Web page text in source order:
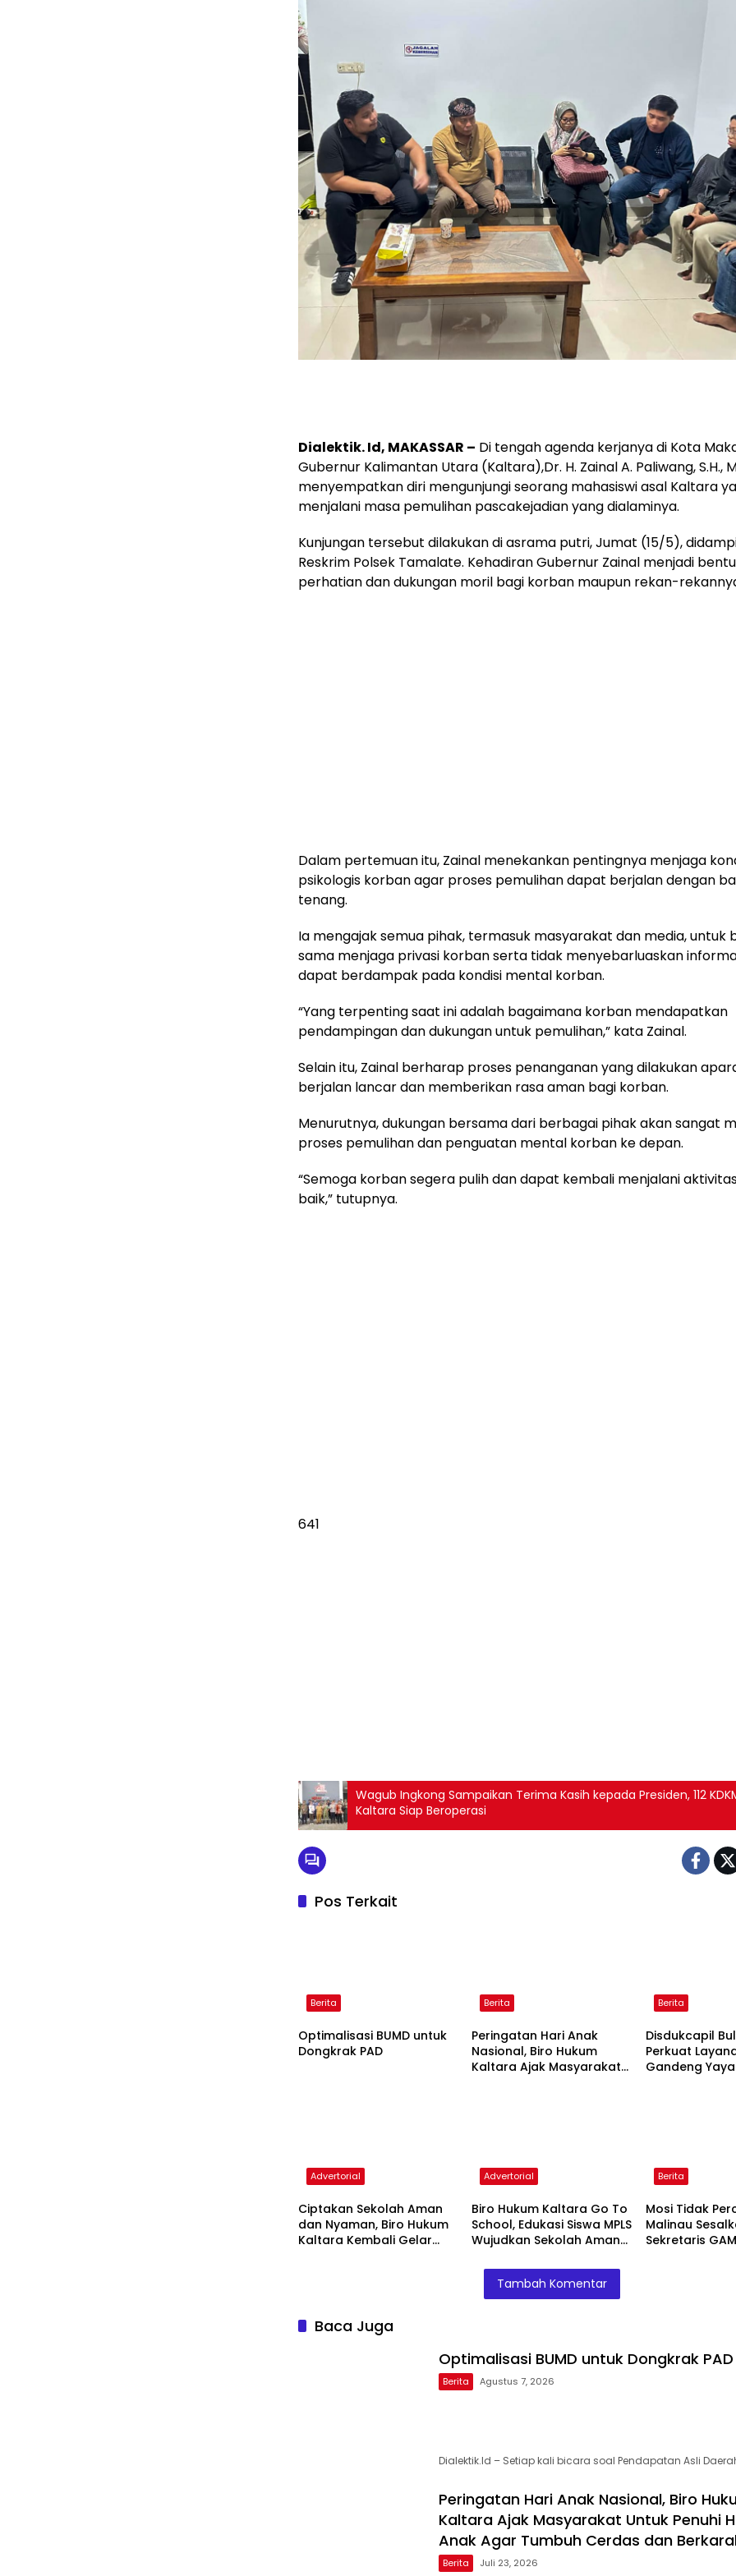
Dialektik. Id, MAKASSAR – Di tengah agenda kerjanya di Kota
Gubernur Kalimantan Utara (Kaltara),Dr. H. Zainal A. Paliwang, S.H.,
menyempatkan diri mengunjungi seorang mahasiswi asal Kaltara
menjalani masa pemulihan pascakejadian yang dialaminya.
Kunjungan tersebut dilakukan di asrama putri, Jumat (15/5),
Reskrim Polsek Tamalate. Kehadiran Gubernur Zainal menjadi
perhatian dan dukungan moril bagi korban maupun rekan-
Dalam pertemuan itu, Zainal menekankan pentingnya menjaga
psikologis korban agar proses pemulihan dapat berjalan dengan
tenang.
Ia mengajak semua pihak, termasuk masyarakat dan media, untuk
sama menjaga privasi korban serta tidak menyebarluaskan
dapat berdampak pada kondisi mental korban.
“Yang terpenting saat ini adalah bagaimana korban mendapatkan
pendampingan dan dukungan untuk pemulihan,” kata Zainal.
Selain itu, Zainal berharap proses penanganan yang dilakukan
berjalan lancar dan memberikan rasa aman bagi korban.
Menurutnya, dukungan bersama dari berbagai pihak akan sangat
proses pemulihan dan penguatan mental korban ke depan.
“Semoga korban segera pulih dan dapat kembali menjalani
baik,” tutupnya.
641
Wagub Ingkong Sampaikan Terima Kasih kepada Presiden, 112
Kaltara Siap Beroperasi
Pos Terkait
Berita
Optimalisasi BUMD untuk
Dongkrak PAD
Berita
Peringatan Hari Anak
Nasional, Biro Hukum
Kaltara Ajak Masyarakat
Berita
Disdukcapil
Perkuat
Gandeng
Advertorial
Ciptakan Sekolah Aman
dan Nyaman, Biro Hukum
Kaltara Kembali Gelar
Advertorial
Biro Hukum Kaltara Go To
School, Edukasi Siswa MPLS
Wujudkan Sekolah Aman
Berita
Mosi Tidak
Malinau
Sekretaris
Tambah Komentar
Baca Juga
Optimalisasi BUMD untuk Dongkrak PAD
Berita Agustus 7, 2026
Dialektik.Id – Setiap kali bicara soal Pendapatan Asli
Peringatan Hari Anak Nasional, Biro
Kaltara Ajak Masyarakat Untuk Penuhi
Anak Agar Tumbuh Cerdas dan
Berita Juli 23, 2026